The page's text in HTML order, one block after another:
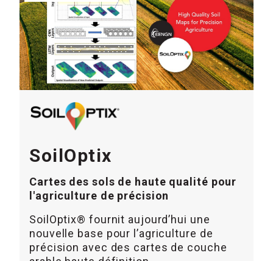
SoilOptix
Cartes des sols de haute qualité pour
l'agriculture de précision
SoilOptix® fournit aujourd’hui une
nouvelle base pour l’agriculture de
précision avec des cartes de couche